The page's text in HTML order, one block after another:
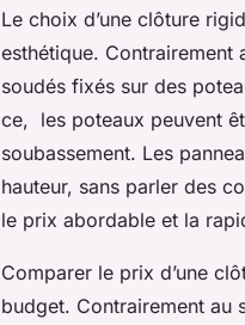
Le choix d’une clôture
esthétique. Contrairement
soudés fixés sur des
ce, les poteaux peuvent
soubassement. Les
hauteur, sans parler des
le prix abordable et la
Comparer le prix d’une
budget. Contrairement au